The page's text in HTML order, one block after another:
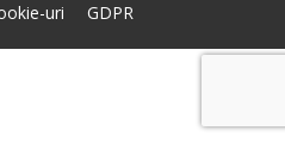
uri
GDPR